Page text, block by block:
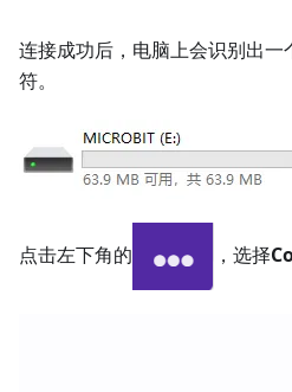
连接成功后，电脑上会识别出一
符。
点击左下角的 ，选择